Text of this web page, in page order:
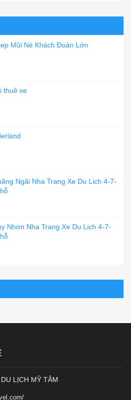
Mũi Né Khách Đoàn Lớn
thuê xe
Ngãi Nha Trang Xe Du Lich 4-7-
Nhơn Nha Trang Xe Du Lich 4-7-
LỊCH MỸ TÂM